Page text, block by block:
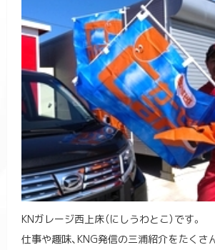
KNガレージ西上床（にしうわとこ）です。
仕事や趣味、KNG発信の三浦紹介をたくさ